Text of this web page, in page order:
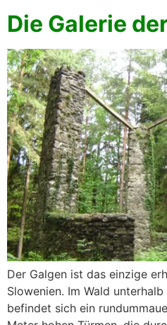
Die Galerie
Der Galgen ist das einzige
Slowenien. Im Wald
befindet sich ein